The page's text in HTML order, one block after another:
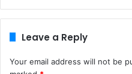
Leave a Reply
Your email address will not be